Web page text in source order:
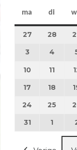
ma maandag
di
27 27 juli 2026
28 28
3 3 augustus
4 4
10 10 augustus
11 11
17 17 augustus
18 18
24 24 25 25
3131 augustus
1 1